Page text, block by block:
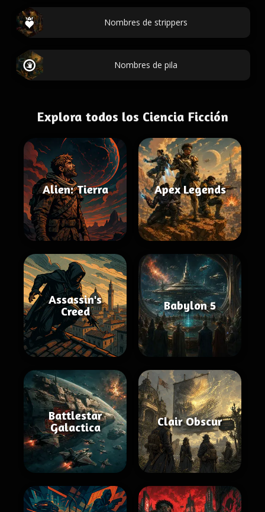
Nombres de strippers
Nombres de pila
Explora todos los Ciencia Ficción
Alien: Tierra Apex Legends
Assassin's
Creed
Babylon 5
Battlestar
Galactica
Clair Obscur